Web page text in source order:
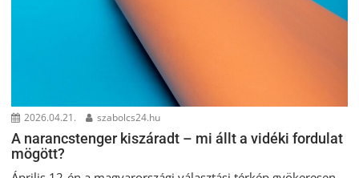
2026.04.21. szabolcs24.hu
A narancstenger kiszáradt – mi állt a vidéki fordulat
mögött?